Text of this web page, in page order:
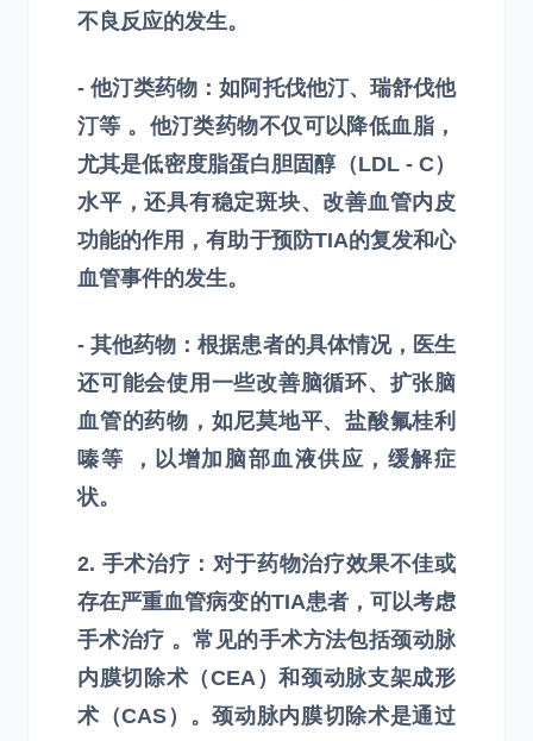
不良反应的发生。
- 他汀类药物：如阿托伐他汀、瑞舒伐他
汀等 。他汀类药物不仅可以降低血脂，
尤其是低密度脂蛋白胆固醇（LDL - C）
水平，还具有稳定斑块、改善血管内皮
功能的作用，有助于预防TIA的复发和心
血管事件的发生。
- 其他药物：根据患者的具体情况，医生
还可能会使用一些改善脑循环、扩张脑
血管的药物，如尼莫地平、盐酸氟桂利
嗪等 ，以增加脑部血液供应，缓解症
状。
2. 手术治疗：对于药物治疗效果不佳或
存在严重血管病变的TIA患者，可以考虑
手术治疗 。常见的手术方法包括颈动脉
内膜切除术（CEA）和颈动脉支架成形
术（CAS）。颈动脉内膜切除术是通过